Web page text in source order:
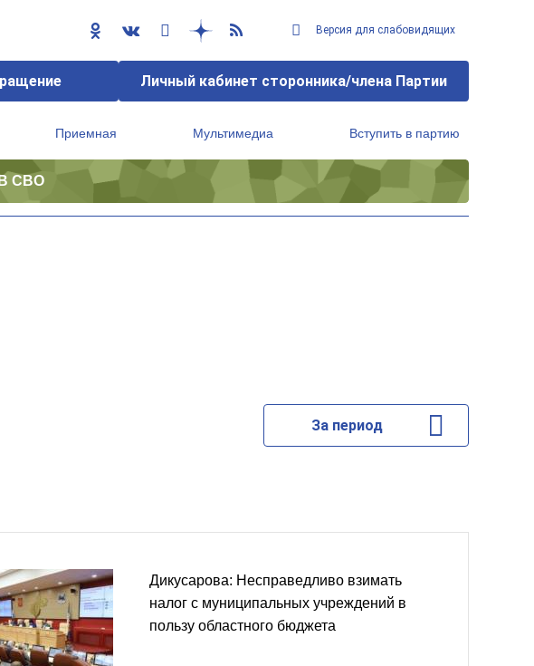
Версия для слабовидящих
Личный кабинет сторонника/члена Партии
Приемная Мультимедиа Вступить в партию
СВО
За период
Дикусарова: Несправедливо взимать
налог с муниципальных учреждений в
пользу областного бюджета